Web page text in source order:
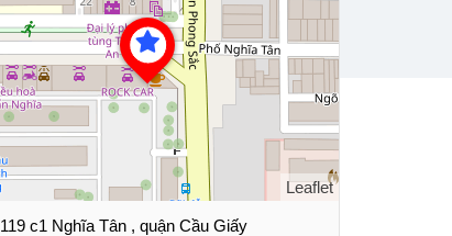
Leaflet
119 c1 Nghĩa Tân , quận Cầu Giấy